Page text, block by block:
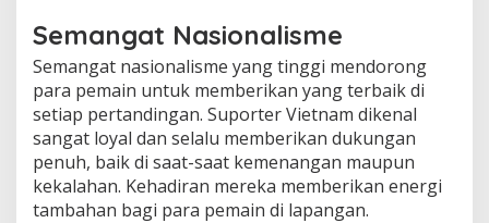
Semangat Nasionalisme
Semangat nasionalisme yang tinggi mendorong
para pemain untuk memberikan yang terbaik di
setiap pertandingan. Suporter Vietnam dikenal
sangat loyal dan selalu memberikan dukungan
penuh, baik di saat-saat kemenangan maupun
kekalahan. Kehadiran mereka memberikan energi
tambahan bagi para pemain di lapangan.